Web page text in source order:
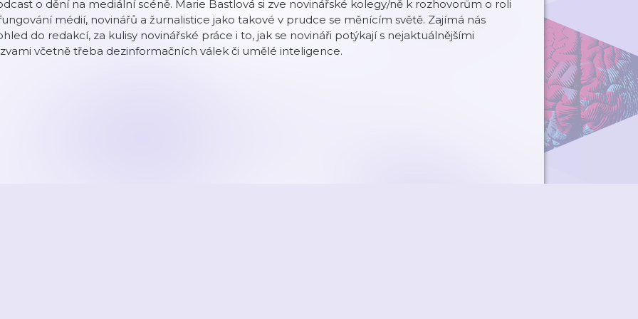
o dění na mediální scéně. Marie Bastlová si zve novinářské kolegy/ně k rozhovorům o roli
médií, novinářů a žurnalistice jako takové v prudce se měnícím světě. Zajímá nás
do redakcí, za kulisy novinářské práce i to, jak se novináři potýkají s nejaktuálnějšími
včetně třeba dezinformačních válek či umělé inteligence.